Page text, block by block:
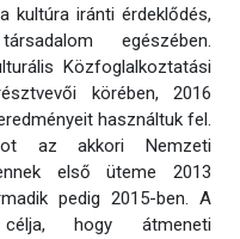
kultúra iránti érdeklődés,
egészében.
Közfoglalkoztatási
körében, 2016
használtuk fel.
az akkori Nemzeti
első üteme 2013
pedig 2015-ben. A
célja, hogy átmeneti